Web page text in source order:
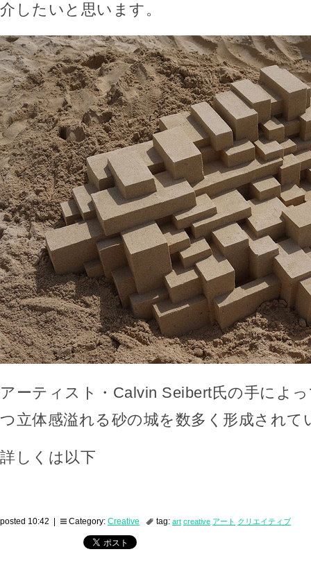
介したいと思います。
アーティスト・Calvin Seibert氏の手によ
つ立体感溢れる砂の城を数多く形成されて
詳しくは以下
posted 10:42 | Category: Creative tag: art creative アート クリエイティブ